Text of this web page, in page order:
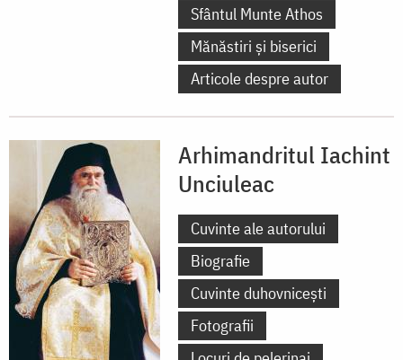
Sfântul Munte Athos
Mănăstiri și biserici
Articole despre autor
Arhimandritul Iachint
Unciuleac
Cuvinte ale autorului
Biografie
Cuvinte duhovnicești
Fotografii